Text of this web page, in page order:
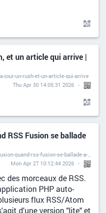
et un article qui arrive |
un-rush-et-un-article-qui-arrive
Thu Apr 30 14:05:31 2026
RSS Fusion se ballade
Mon Apr 27 10:12:44 2026
des morceaux de RSS.
PHP auto-
flux RSS/Atom
d'une version "lite" et